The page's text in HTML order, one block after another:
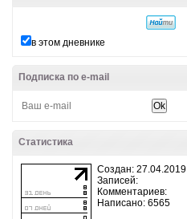
в этом дневнике
Подписка по e-mail
Статистика
Создан: 27.04.2019
Записей:
Комментариев:
Написано: 6565